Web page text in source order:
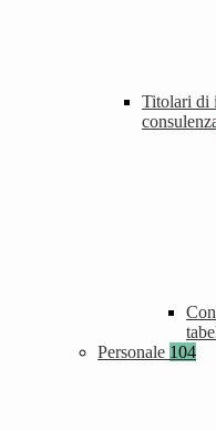
Titolari di
Personale 104